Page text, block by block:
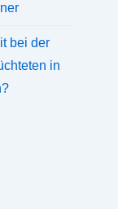
bei der
in